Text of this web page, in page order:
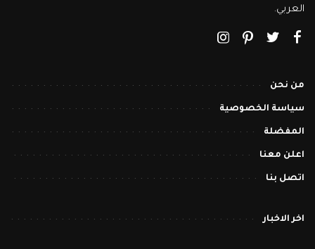
العربي.
من نحن
سياسة الخصوصية
المفضلة
اعلن معنا
اتصل بنا
اخر الاخبار